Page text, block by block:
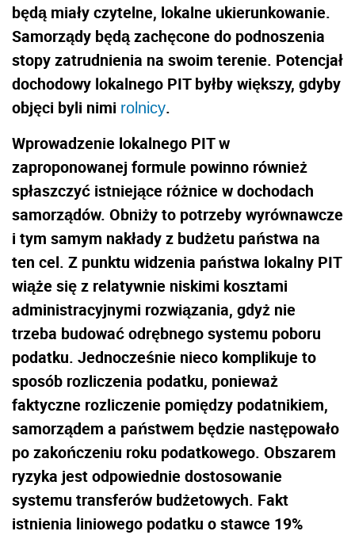
będą miały czytelne, lokalne ukierunkowanie.
Samorządy będą zachęcone do podnoszenia
stopy zatrudnienia na swoim terenie. Potencjał
dochodowy lokalnego PIT byłby większy, gdyby
objęci byli nimi rolnicy.
Wprowadzenie lokalnego PIT w
zaproponowanej formule powinno również
spłaszczyć istniejące różnice w dochodach
samorządów. Obniży to potrzeby wyrównawcze
i tym samym nakłady z budżetu państwa na
ten cel. Z punktu widzenia państwa lokalny PIT
wiąże się z relatywnie niskimi kosztami
administracyjnymi rozwiązania, gdyż nie
trzeba budować odrębnego systemu poboru
podatku. Jednocześnie nieco komplikuje to
sposób rozliczenia podatku, ponieważ
faktyczne rozliczenie pomiędzy podatnikiem,
samorządem a państwem będzie następowało
po zakończeniu roku podatkowego. Obszarem
ryzyka jest odpowiednie dostosowanie
systemu transferów budżetowych. Fakt
istnienia liniowego podatku o stawce 19%